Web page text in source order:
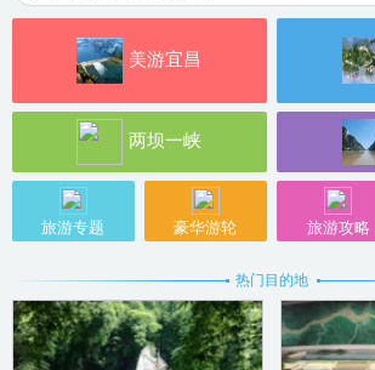
美游宜昌
两坝一峡
旅游专题 豪华游轮 旅游攻略
热门目的地